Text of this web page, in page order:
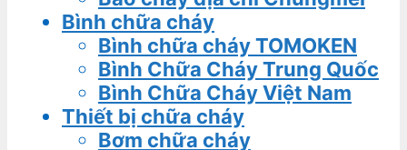
Bình chữa cháy
Bình chữa cháy TOMOKEN
Bình Chữa Cháy Trung Quốc
Bình Chữa Cháy Việt Nam
Thiết bị chữa cháy
Bơm chữa cháy